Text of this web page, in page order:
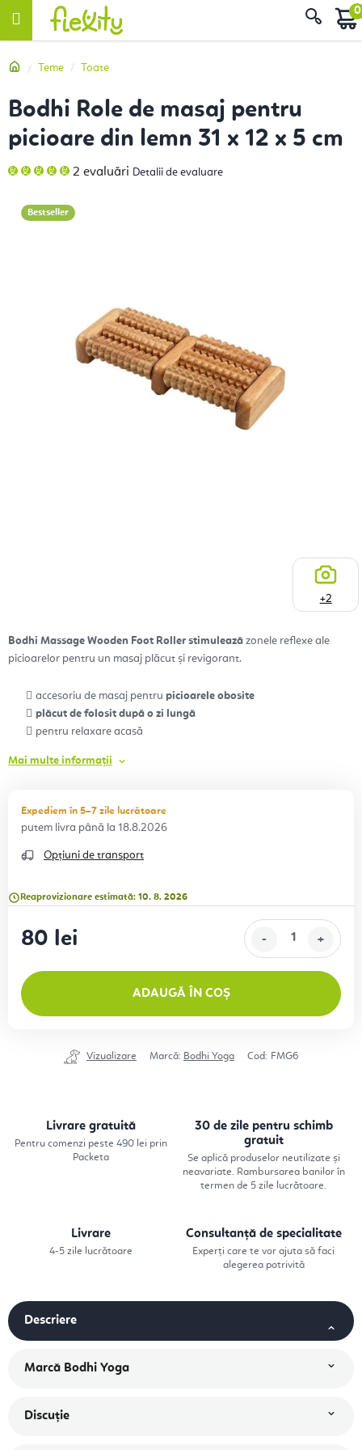
AcasăTeme Toate
Bodhi Massage Wooden Foot Roller stimulează zonele reflexe ale
picioarelor pentru un masaj plăcut și revigorant.
accesoriu de masaj pentru picioarele obosite
plăcut de folosit după o zi lungă
pentru relaxare acasă
Mai multe informații
Expediem în 5–7 zile lucrătoare
18.8.2026
Opțiuni de transport
Reaprovizionare estimată: 10. 8. 2026
80 lei
ADAUGĂ ÎN COȘ
Vizualizare Marcă: Bodhi Yoga Cod: FMG6
Bodhi Role de masaj pentru
picioare din lemn 31 x 12 x 5 cm
Evaluarea
medie
este
5,0
2 evaluări Detalii de evaluare
Bestseller
+2
Livrare gratuită
Pentru comenzi peste 490 lei prin
Packeta
30 de zile pentru schimb
gratuit
Se aplică produselor neutilizate și
neavariate. Rambursarea banilor în
termen de 5 zile lucrătoare.
Livrare
4-5 zile lucrătoare
Consultanță de specialitate
Experți care te vor ajuta să faci
alegerea potrivită
Descriere
Marcă Bodhi Yoga
Discuţie